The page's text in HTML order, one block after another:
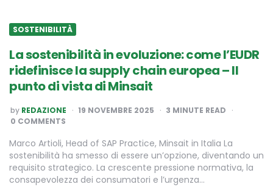
SOSTENIBILITÀ
La sostenibilità in evoluzione: come l’EUDR
ridefinisce la supply chain europea – Il
punto di vista di Minsait
POSTED
BY
by REDAZIONE 19 NOVEMBRE 2025 3 MINUTE READ
0 COMMENTS
Marco Artioli, Head of SAP Practice, Minsait in Italia La
sostenibilità ha smesso di essere un’opzione, diventando un
requisito strategico. La crescente pressione normativa, la
consapevolezza dei consumatori e l’urgenza…